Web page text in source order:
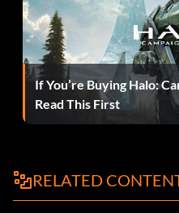
If You’re Buying Halo:
Read This First
RELATED